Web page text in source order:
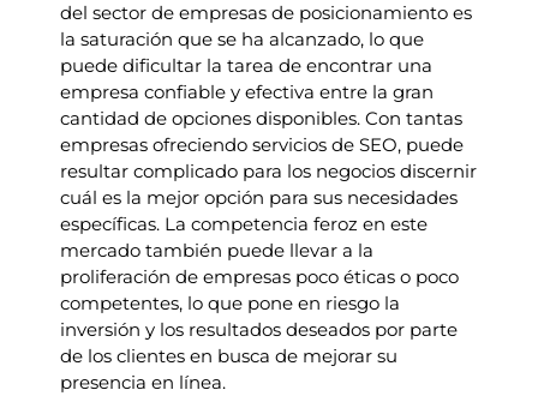
del sector de empresas de posicionamiento es
la saturación que se ha alcanzado, lo que
puede dificultar la tarea de encontrar una
empresa confiable y efectiva entre la gran
cantidad de opciones disponibles. Con tantas
empresas ofreciendo servicios de SEO, puede
resultar complicado para los negocios discernir
cuál es la mejor opción para sus necesidades
específicas. La competencia feroz en este
mercado también puede llevar a la
proliferación de empresas poco éticas o poco
competentes, lo que pone en riesgo la
inversión y los resultados deseados por parte
de los clientes en busca de mejorar su
presencia en línea.